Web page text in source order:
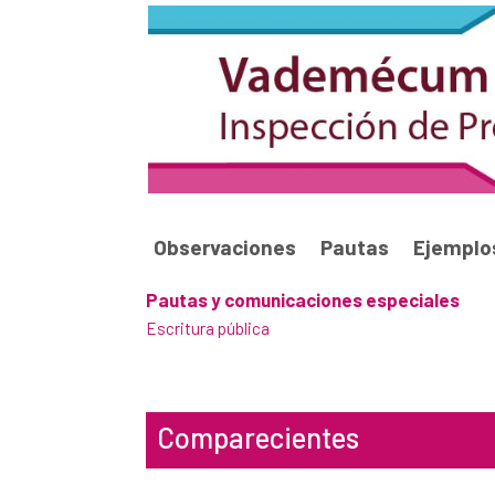
Observaciones Pautas
Pautas y comunicaciones especiales
Escritura pública
Comparecientes